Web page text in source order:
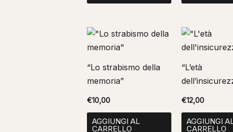
“Lo strabismo della
memoria”
€10,00
AGGIUNGI AL
CARRELLO
“L’età
€12,00
AGGIUNGI
CARRELLO